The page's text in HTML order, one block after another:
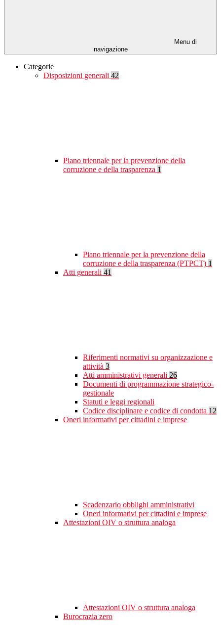
Menu di
navigazione
Categorie
Disposizioni generali 42
Piano triennale per la prevenzione della
corruzione e della trasparenza 1
Piano triennale per la prevenzione della
corruzione e della trasparenza (PTPCT) 1
Atti generali 41
Riferimenti normativi su organizzazione e
attività 3
Atti amministrativi generali 26
Documenti di programmazione strategico-
gestionale
Statuti e leggi regionali
Codice disciplinare e codice di condotta 12
Oneri informativi per cittadini e imprese
Scadenzario obblighi amministrativi
Oneri informativi per cittadini e imprese
Attestazioni OIV o struttura analoga
Attestazioni OIV o struttura analoga
Burocrazia zero